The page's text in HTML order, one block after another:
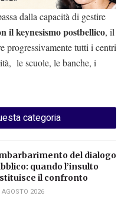
dalla capacità di gestire
il keynesismo postbellico, il
progressivamente tutti i centri
le scuole, le banche, i
categoria
del dialogo
quando l’insulto
il confronto
2026